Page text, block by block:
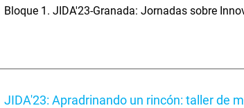
Bloque 1. JIDA'23-Granada: Jornadas sobre
JIDA'23: Apradrinando un rincón: taller de